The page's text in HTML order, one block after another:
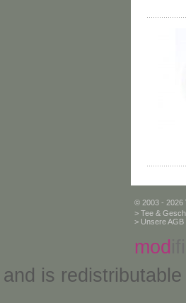
© 2003 - 2026
> Tee &
> Unsere AGB
mod
and is